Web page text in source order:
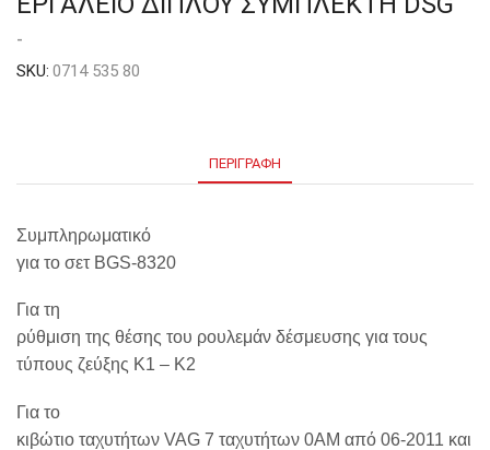
-
SKU: 0714 535 80
ΠΕΡΙΓΡΑΦΉ
Συμπληρωματικό
για το σετ BGS-8320
Για τη
ρύθμιση της θέσης του ρουλεμάν δέσμευσης για τους
τύπους ζεύξης K1 – K2
Για το
κιβώτιο ταχυτήτων VAG 7 ταχυτήτων 0AM από 06-2011 και